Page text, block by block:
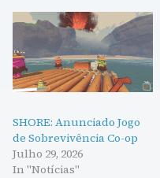
SHORE: Anunciado Jogo
de Sobrevivência Co-op
Julho 29, 2026
In "Notícias"